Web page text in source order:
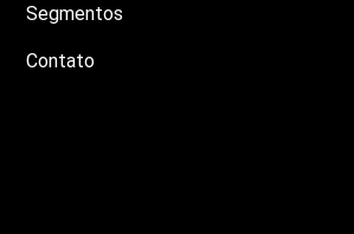
Segmentos
Contato